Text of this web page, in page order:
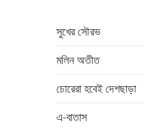
সুখের সৌরভ
মলিন অতীত
চোরেরা হবেই দেশছাড়া
এ-বাতাস